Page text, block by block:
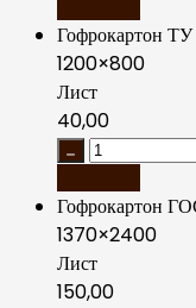
Гофрокартон ТУ
1200×800
Лист
40,00
Гофрокартон
1370×2400
Лист
150,00